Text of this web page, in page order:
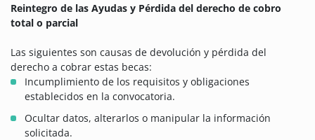
Reintegro de las Ayudas y Pérdida del derecho de cobro
total o parcial
Las siguientes son causas de devolución y pérdida del
derecho a cobrar estas becas:
Incumplimiento de los requisitos y obligaciones
establecidos en la convocatoria.
Ocultar datos, alterarlos o manipular la información
solicitada.